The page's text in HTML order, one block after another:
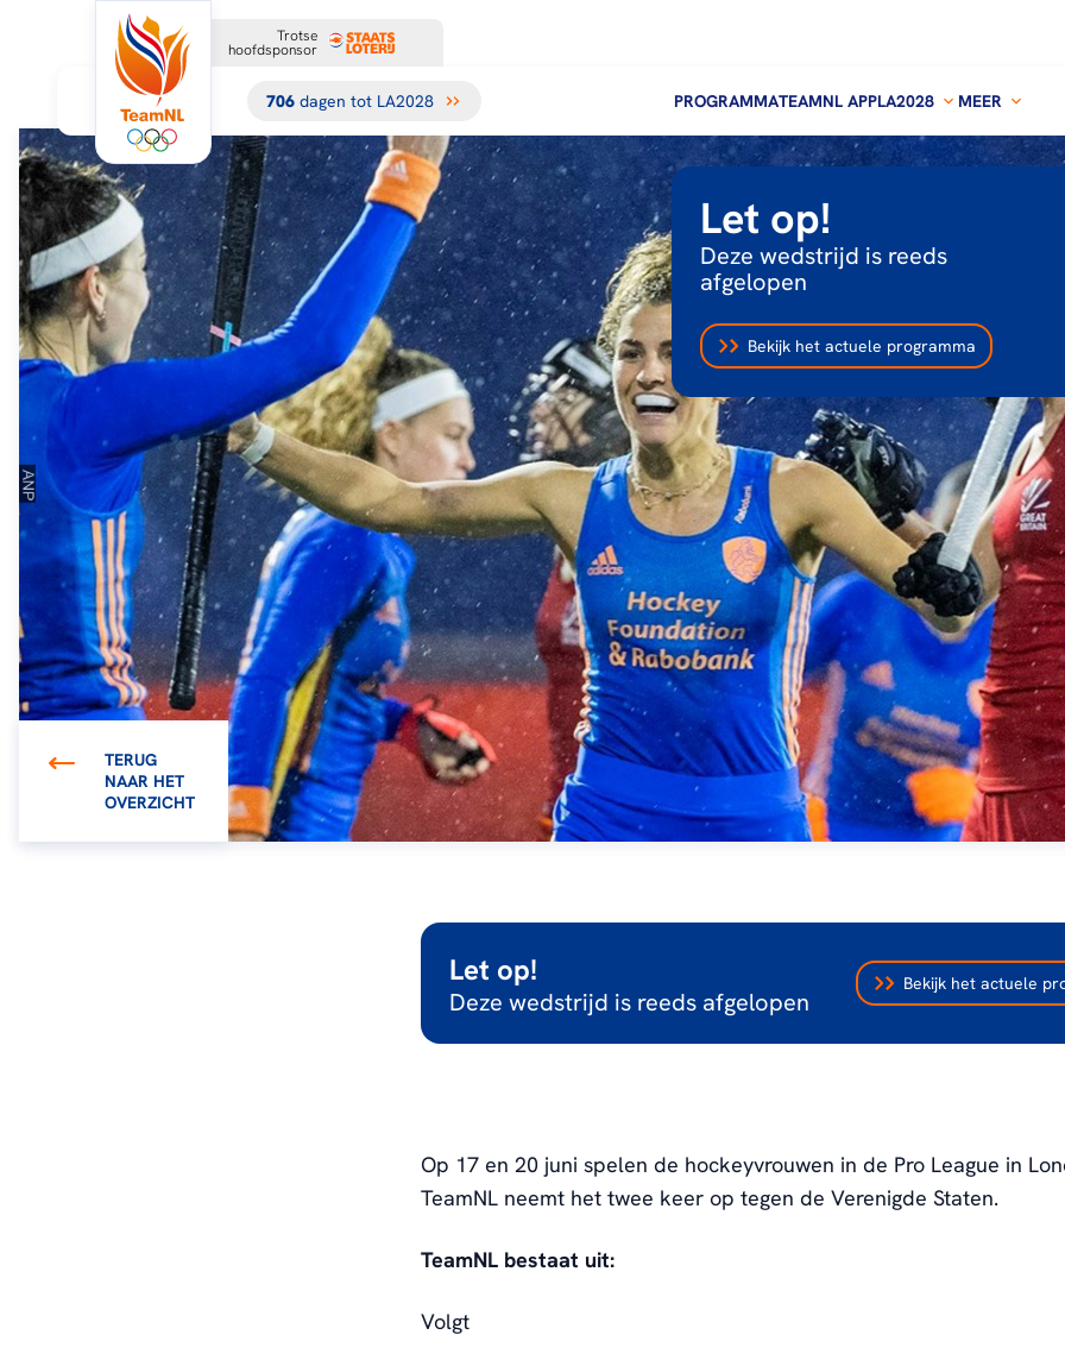
Trotse
hoofdsponsor
706 dagen tot LA2028 PROGRAMMATEAMNL APPLA2028 MEER
TERUG
NAAR HET
OVERZICHT
Let op!
Deze wedstrijd is reeds
afgelopen
Bekijk het actuele programma
Let op!
Deze wedstrijd is reeds afgelopen
Bekijk het actuele
Op 17 en 20 juni spelen de hockeyvrouwen in de Pro League in
TeamNL neemt het twee keer op tegen de Verenigde Staten.
TeamNL bestaat uit:
Volgt